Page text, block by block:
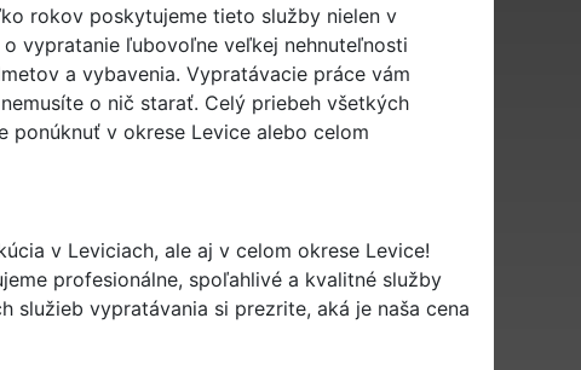
rokov poskytujeme tieto služby nielen v
vypratanie ľubovoľne veľkej nehnuteľnosti
a vybavenia. Vypratávacie práce vám
o nič starať. Celý priebeh všetkých
ponúknuť v okrese Levice alebo celom
v Leviciach, ale aj v celom okrese Levice!
profesionálne, spoľahlivé a kvalitné služby
služieb vypratávania si prezrite, aká je naša cena